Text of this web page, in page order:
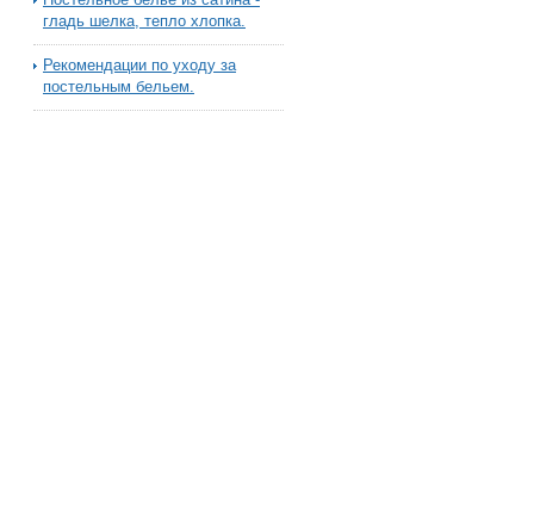
гладь шелка, тепло хлопка.
Рекомендации по уходу за
постельным бельем.